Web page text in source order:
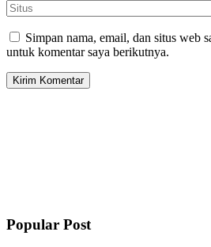
Simpan nama, email, dan situs web
untuk komentar saya berikutnya.
Popular Post